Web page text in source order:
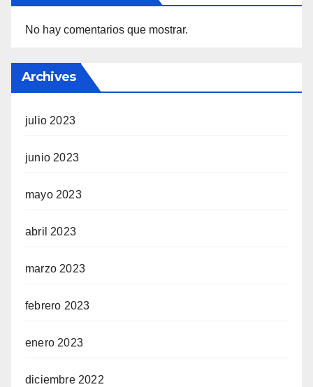
No hay comentarios que mostrar.
Archives
julio 2023
junio 2023
mayo 2023
abril 2023
marzo 2023
febrero 2023
enero 2023
diciembre 2022